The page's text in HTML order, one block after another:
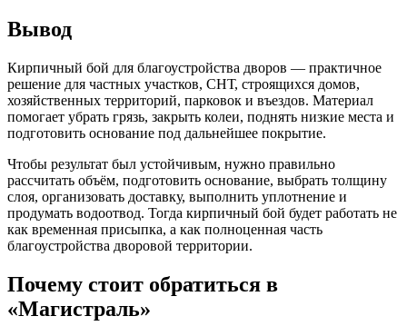
Вывод
Кирпичный бой для благоустройства дворов — практичное
решение для частных участков, СНТ, строящихся домов,
хозяйственных территорий, парковок и въездов. Материал
помогает убрать грязь, закрыть колеи, поднять низкие места и
подготовить основание под дальнейшее покрытие.
Чтобы результат был устойчивым, нужно правильно
рассчитать объём, подготовить основание, выбрать толщину
слоя, организовать доставку, выполнить уплотнение и
продумать водоотвод. Тогда кирпичный бой будет работать не
как временная присыпка, а как полноценная часть
благоустройства дворовой территории.
Почему стоит обратиться в
«Магистраль»